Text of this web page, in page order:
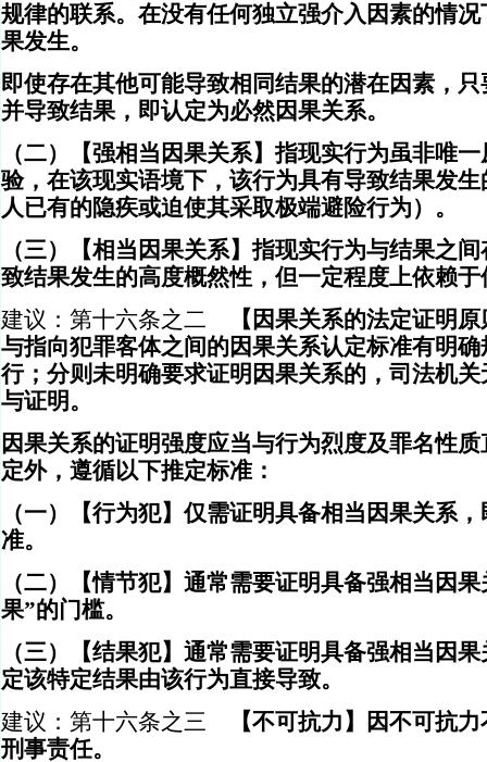
规律的联系。在没有任何独立强介入因素的情
果发生。
即使存在其他可能导致相同结果的潜在因素，
并导致结果，即认定为必然因果关系。
（二）【强相当因果关系】指现实行为虽非唯
验，在该现实语境下，该行为具有导致结果发
人已有的隐疾或迫使其采取极端避险行为）。
（三）【相当因果关系】指现实行为与结果之
致结果发生的高度概然性，但一定程度上依赖
建议：第十六条之二
【因果关系的法定证明
与指向犯罪客体之间的因果关系认定标准有明
行；分则未明确要求证明因果关系的，司法机
与证明。
因果关系的证明强度应当与行为烈度及罪名性
定外，遵循以下推定标准：
（一）【行为犯】仅需证明具备相当因果关系
准。
（二）【情节犯】通常需要证明具备强相当因
果”的门槛。
（三）【结果犯】通常需要证明具备强相当因
定该特定结果由该行为直接导致。
建议：第十六条之三
【不可抗力】因不可抗
刑事责任。